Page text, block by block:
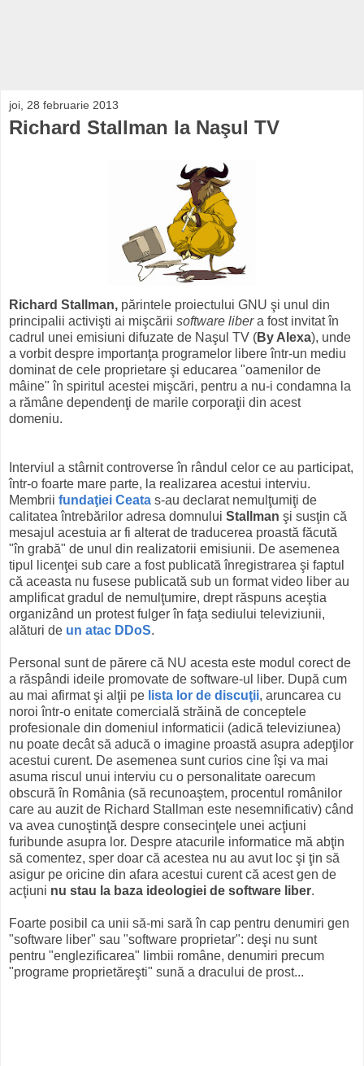
joi, 28 februarie 2013
Richard Stallman la Naşul TV
Richard Stallman, părintele proiectului GNU şi unul din
principalii activişti ai mişcării software libera fost invitat în
cadrul unei emisiuni difuzate de Naşul TV (By Alexa), unde
a vorbit despre importanţa programelor libere într-un mediu
dominat de cele proprietare şi educarea "oamenilor de
mâine" în spiritul acestei mişcări, pentru a nu-i condamna la
a rămâne dependenţi de marile corporaţii din acest
domeniu.
Interviul a stârnit controverse în rândul celor ce au participat,
într-o foarte mare parte, la realizarea acestui interviu.
Membrii fundaţiei Ceata s-au declarat nemulţumiţi de
calitatea întrebărilor adresa domnului Stallman şi susţin că
mesajul acestuia ar fi alterat de traducerea proastă făcută
"în grabă" de unul din realizatorii emisiunii. De asemenea
tipul licenţei sub care a fost publicată înregistrarea şi faptul
că aceasta nu fusese publicată sub un format video liber au
amplificat gradul de nemulţumire, drept răspuns aceştia
organizând un protest fulger în faţa sediului televiziunii,
alături de un atac DDoS.
Personal sunt de părere că NU acesta este modul corect de
a răspândi ideile promovate de software-ul liber. După cum
au mai afirmat şi alţii pe lista lor de discuţii, aruncarea cu
noroi într-o enitate comercială străină de conceptele
profesionale din domeniul informaticii (adică televiziunea)
nu poate decât să aducă o imagine proastă asupra adepţilor
acestui curent. De asemenea sunt curios cine îşi va mai
asuma riscul unui interviu cu o personalitate oarecum
obscură în România (să recunoaştem, procentul românilor
care au auzit de Richard Stallman este nesemnificativ) când
va avea cunoştinţă despre consecinţele unei acţiuni
furibunde asupra lor. Despre atacurile informatice mă abţin
să comentez, sper doar că acestea nu au avut loc şi ţin să
asigur pe oricine din afara acestui curent că acest gen de
acţiuni nu stau la baza ideologiei de software liber.
Foarte posibil ca unii să-mi sară în cap pentru denumiri gen
"software liber" sau "software proprietar": deşi nu sunt
pentru "englezificarea" limbii române, denumiri precum
"programe proprietăreşti" sună a dracului de prost...